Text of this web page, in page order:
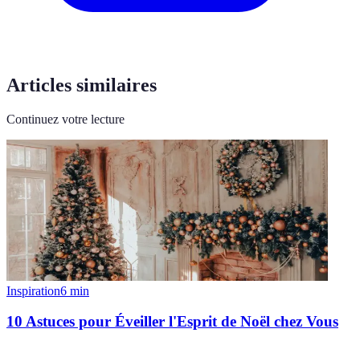
Articles similaires
Continuez votre lecture
Inspiration6 min
10 Astuces pour Éveiller l'Esprit de Noël chez Vous